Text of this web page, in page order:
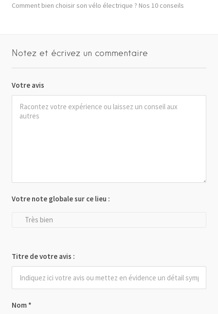
Comment bien choisir son vélo électrique ? Nos 10 conseils
Notez et écrivez un commentaire
Votre avis
Nom *
Votre note globale sur ce lieu :
Très bien
Titre de votre avis :